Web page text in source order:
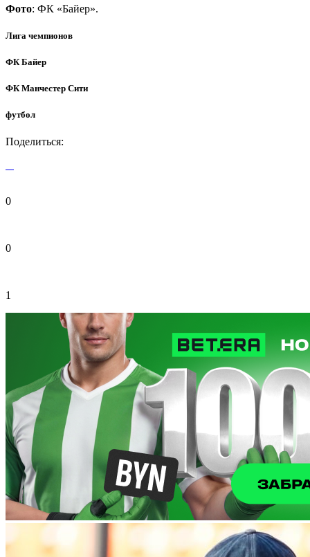
Фото: ФК «Байер».
Лига чемпионов
ФК Байер
ФК Манчестер Сити
футбол
Поделиться:
0
0
1